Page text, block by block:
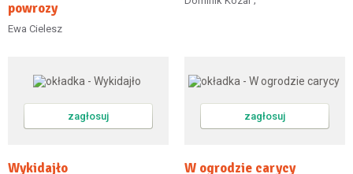
powrozy
Ewa Cielesz
zagłosuj
Wykidajło
zagłosuj
W ogrodzie carycy